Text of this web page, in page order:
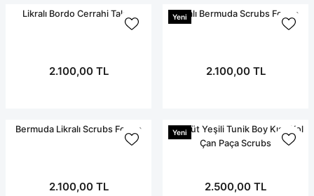
Likralı Bordo Cerrahi Takım
2.100,00 TL
Yeni
Likralı Bermuda Scrubs Forma
2.100,00 TL
Bermuda Likralı Scrubs Forma
2.100,00 TL
Yeni
Zümrüt Yeşili Tunik Boy Kısa Kol
Çan Paça Scrubs
2.500,00 TL